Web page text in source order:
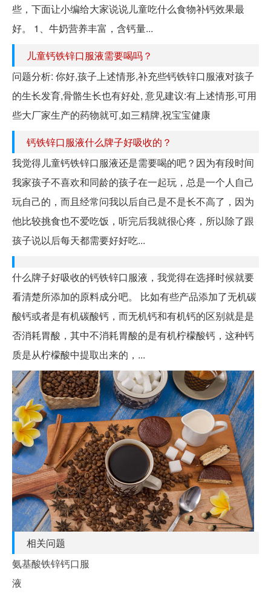
些，下面让小编给大家说说儿童吃什么食物补钙效果最
好。 1、牛奶营养丰富，含钙量...
儿童钙铁锌口服液需要喝吗？
问题分析: 你好,孩子上述情形,补充些钙铁锌口服液对孩子
的生长发育,骨骼生长也有好处, 意见建议:有上述情形,可用
些大厂家生产的药物就可,如三精牌,祝宝宝健康
钙铁锌口服液什么牌子好吸收的？
我觉得儿童钙铁锌口服液还是需要喝的吧？因为有段时间
我家孩子不喜欢和同龄的孩子在一起玩，总是一个人自己
玩自己的，而且经常问我以后自己是不是长不高了，因为
他比较挑食也不爱吃饭，听完后我就很心疼，所以除了跟
孩子说以后每天都需要好好吃...
什么牌子好吸收的钙铁锌口服液，我觉得在选择时候就要
看清楚所添加的原料成分吧。 比如有些产品添加了无机碳
酸钙或者是有机碳酸钙，而无机钙和有机钙的区别就是是
否消耗胃酸，其中不消耗胃酸的是有机柠檬酸钙，这种钙
质是从柠檬酸中提取出来的，...
相关问题
氨基酸铁锌钙口服
液